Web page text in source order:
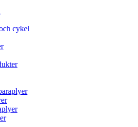
cykel